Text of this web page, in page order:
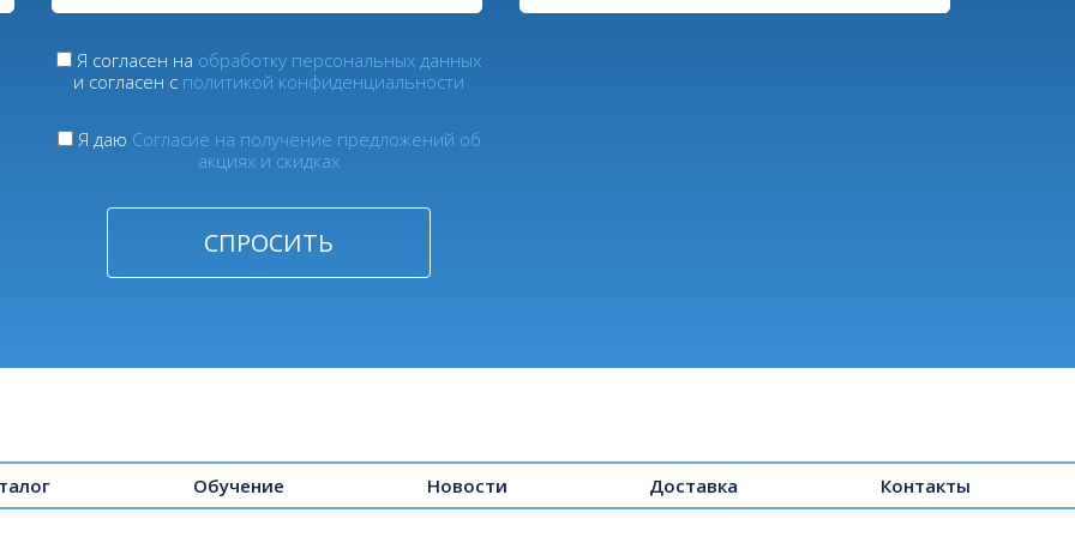
Я согласен на обработку персональных данных
и согласен с политикой конфиденциальности
Я даю Согласие на получение предложений об
акциях и скидках
Обучение Новости Доставка Контакты